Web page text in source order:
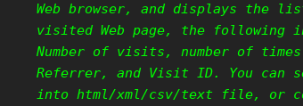
Web browser, and displays the
visited Web page, the following
Number of visits, number of
Referrer, and Visit ID. You can
into html/xml/csv/text file, or